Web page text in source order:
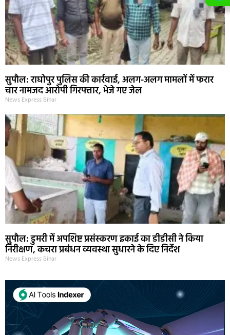
सुपौल: राघोपुर पुलिस की कार्रवाई, अलग-अलग मामलों में फरार
चार नामजद आरोपी गिरफ्तार, भेजे गए जेल
News Express Bihar
सुपौल: डुमरी में अपशिष्ट प्रसंस्करण इकाई का डीडीसी ने किया
निरीक्षण, कचरा प्रबंधन व्यवस्था सुधारने के दिए निर्देश
News Express Bihar